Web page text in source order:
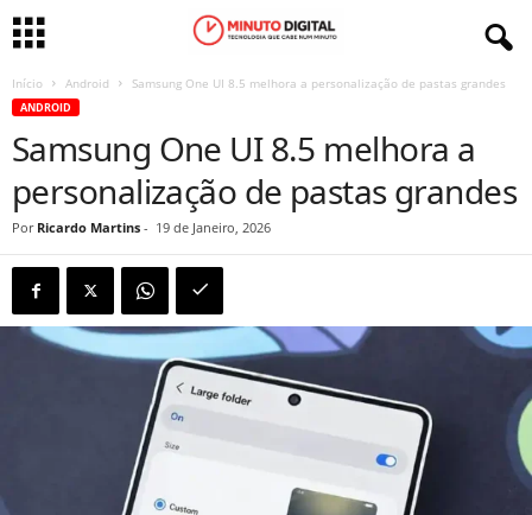
Início Android Samsung One UI 8.5 melhora a personalização de pastas grandes
ANDROID
Samsung One UI 8.5 melhora a
personalização de pastas grandes
Por Ricardo Martins - 19 de Janeiro, 2026